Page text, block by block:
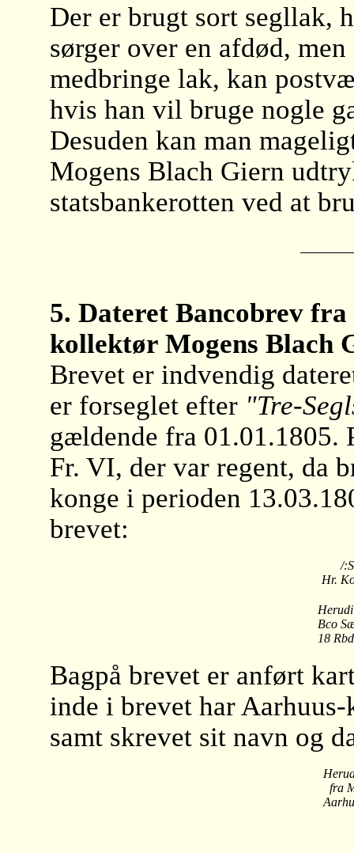
Der er brugt sort segllak,
sørger over en afdød,
medbringe lak, kan
hvis han vil bruge nogle
Desuden kan man
Mogens Blach Giern
statsbankerotten ved at
5. Dateret Bancobrev fra
kollektør Mogens Blach
Brevet er indvendig
er forseglet efter "Tre-
gældende fra 01.01.1805.
Fr. VI, der var regent, da
konge i perioden
brevet:
/
Hr.
Bco
18
Bagpå brevet er anført
inde i brevet har
samt skrevet sit navn og
fra